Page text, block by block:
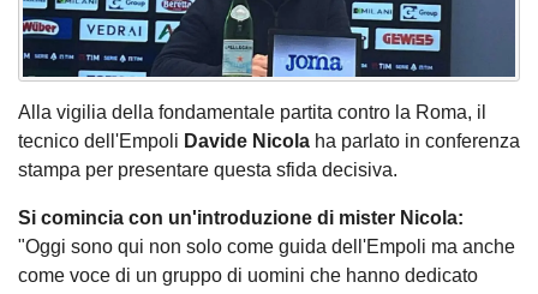
Alla vigilia della fondamentale partita contro la Roma, il
tecnico dell'Empoli Davide Nicola ha parlato in conferenza
stampa per presentare questa sfida decisiva.
Si comincia con un'introduzione di mister Nicola:
"Oggi sono qui non solo come guida dell'Empoli ma anche
come voce di un gruppo di uomini che hanno dedicato